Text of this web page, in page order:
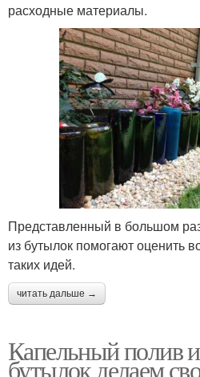
расходные материалы.
Представленный в большом
из бутылок помогают оценить
таких идей.
читать дальше →
Капельный полив
бутылок делаем